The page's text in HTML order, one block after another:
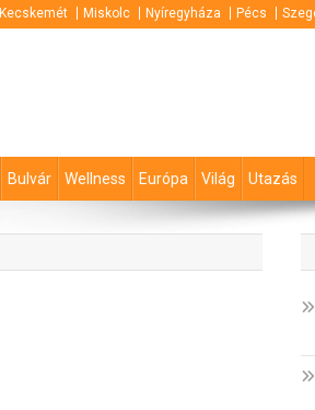
Kecskemét Miskolc Nyíregyháza Pécs
Bulvár Wellness Európa Világ Utazás